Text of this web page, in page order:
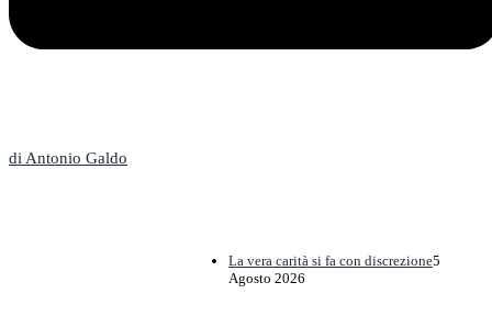
di Antonio Galdo
La vera carità si fa con discrezione5
Agosto 2026